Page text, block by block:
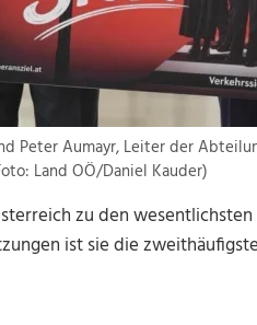
Peter Aumayr, Leiter der
Land OÖ/Daniel Kauder)
zu den
ist sie die